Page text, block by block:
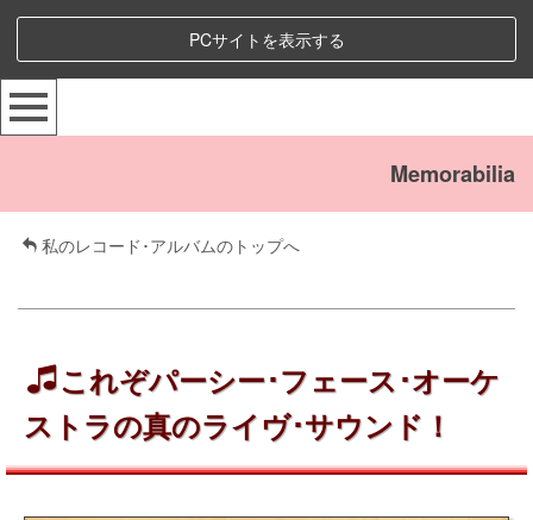
PCサイトを表示する
Memorabilia
私のレコード･アルバムのトップへ
これぞパーシー･フェース･オーケ
ストラの真のライヴ･サウンド！